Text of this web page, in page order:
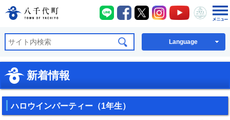
八千代町公式ホームページ
八千代町LINE
八千代町Facebook
八千代町X八千代町Instagram
八千代町
八千
Language
新着情報
ハロウインパーティー（1年生）